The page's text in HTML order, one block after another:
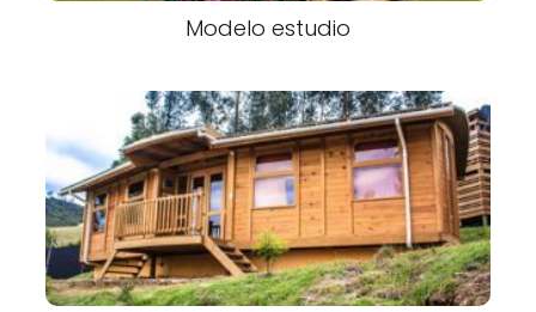
Modelo estudio